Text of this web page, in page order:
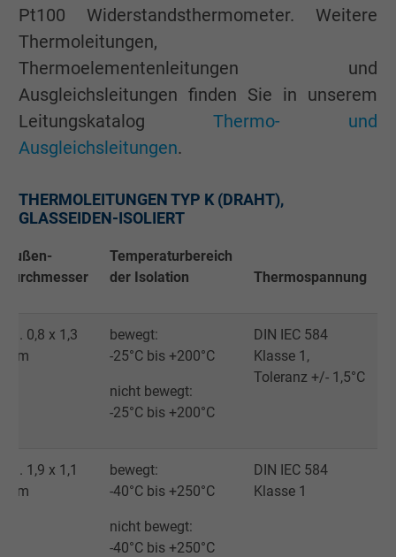
Pt100 Widerstandsthermometer. Weitere
Thermoleitungen,
Thermoelementenleitungen und
Ausgleichsleitungen finden Sie in unserem
Leitungskatalog Thermo- und
Ausgleichsleitungen.
THERMOLEITUNGEN TYP K (DRAHT),
GLASSEIDEN-ISOLIERT
Außen-
durchmesser
Temperaturbereich
der Isolation
Thermospannung
ca. 0,8 x 1,3
mm
bewegt:
-25°C bis +200°C
nicht bewegt:
-25°C bis +200°C
DIN IEC 584
Klasse 1,
Toleranz +/- 1,5°C
ca. 1,9 x 1,1
mm
bewegt:
-40°C bis +250°C
nicht bewegt:
-40°C bis +250°C
DIN IEC 584
Klasse 1